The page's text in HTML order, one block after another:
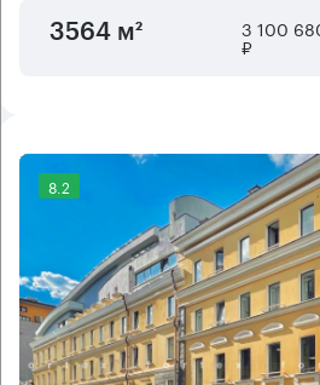
3564 м² 3 100
₽
8.2